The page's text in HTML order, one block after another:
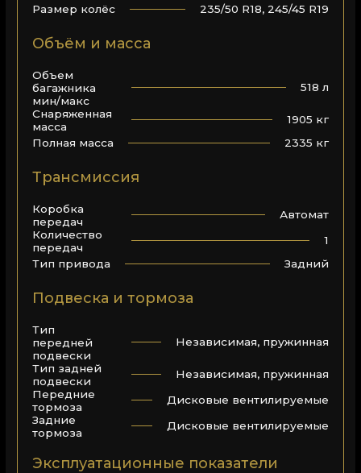
Размер колёс
235/50 R18, 245/45 R19
Объём и масса
Объем
багажника
мин/макс
518 л
Снаряженная
масса
1905 кг
Полная масса
2335 кг
Трансмиссия
Коробка
передач
Автомат
Количество
передач
1
Тип привода
Задний
Подвеска и тормоза
Тип
передней
подвески
Независимая, пружинная
Тип задней
подвески
Независимая, пружинная
Передние
тормоза
Дисковые вентилируемые
Задние
тормоза
Дисковые вентилируемые
Эксплуатационные показатели